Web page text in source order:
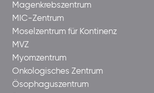
Magenkrebszentrum
MIC-Zentrum
Moselzentrum für Kontinenz
MVZ
Myomzentrum
Onkologisches Zentrum
Ösophaguszentrum